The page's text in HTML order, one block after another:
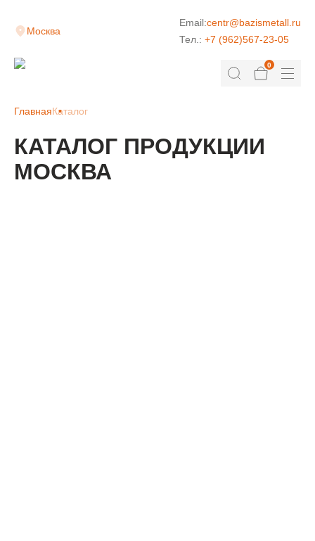
Москва
Email:centr@bazismetall.ru
Тел.: +7 (962)567-23-05
0
ГлавнаяКаталог
КАТАЛОГ ПРОДУКЦИИ
МОСКВА